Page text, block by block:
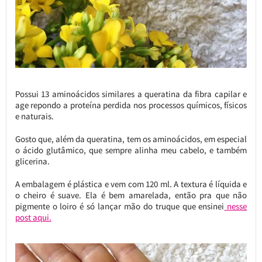
Possui 13 aminoácidos similares a queratina da fibra capilar e
age repondo a proteína perdida nos processos químicos, físicos
e naturais.
Gosto que, além da queratina, tem os aminoácidos, em especial
o ácido glutâmico, que sempre alinha meu cabelo, e também
glicerina.
A embalagem é plástica e vem com 120 ml. A textura é líquida e
o cheiro é suave. Ela é bem amarelada, então pra que não
pigmente o loiro é só lançar mão do truque que ensinei nesse
post aqui.